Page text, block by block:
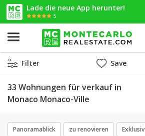
Lade die neue App herunter!
5
Filter Save
33 Wohnungen für verkauf in
Monaco Monaco-Ville
Panoramablick zu renovieren Exklusiv